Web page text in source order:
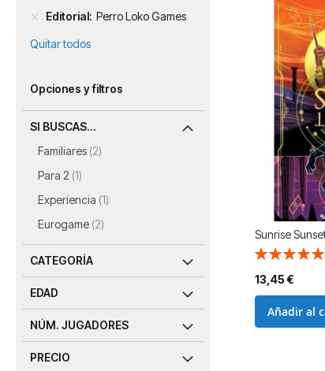
Sunrise
Valoración:
13,45 €
Añadir al
Editorial Perro Loko Games
Quitar todos
Opciones y filtros
SI BUSCAS...
Familiares 2
artículos
Para 2 1
artículo
Experiencia 1
artículo
Eurogame 2
artículos
CATEGORÍA
EDAD
NÚM. JUGADORES
PRECIO